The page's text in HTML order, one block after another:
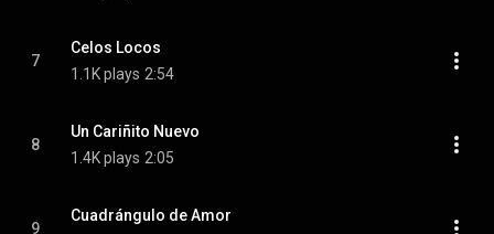
7
Celos Locos
1.1K plays 2:54
8
Un Cariñito Nuevo
1.4K plays 2:05
9
Cuadrángulo de Amor